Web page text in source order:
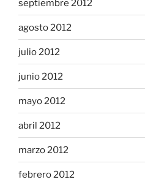
septiembre 2012
agosto 2012
julio 2012
junio 2012
mayo 2012
abril 2012
marzo 2012
febrero 2012